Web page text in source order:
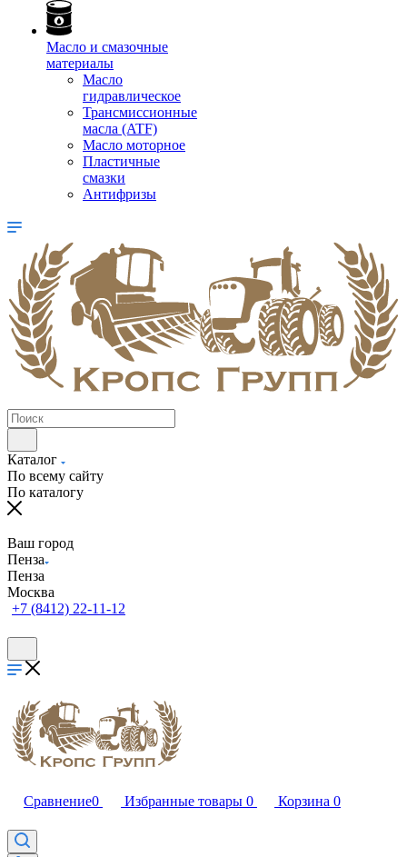
Масло и смазочные
материалы
Масло
гидравлическое
Трансмиссионные
масла (ATF)
Масло моторное
Пластичные
смазки
Антифризы
Каталог
По всему сайту
По каталогу
Ваш город
Пенза
Пенза
Москва
+7 (8412) 22-11-12
Сравнение0 Избранные товары 0 Корзина 0